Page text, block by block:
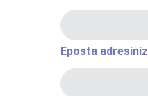
Eposta adresiniz